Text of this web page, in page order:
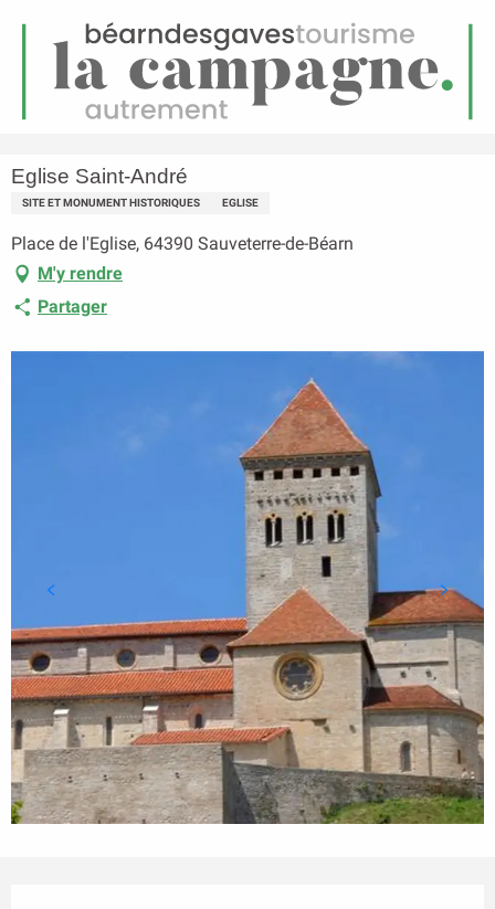
Menu
Eglise Saint-André
Eglise Saint-André
SITE ET MONUMENT HISTORIQUES EGLISE
Place de l'Eglise, 64390 Sauveterre-de-Béarn
M'y rendre
Partager